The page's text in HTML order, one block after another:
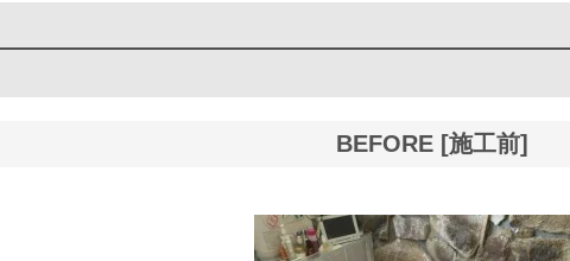
BEFORE [施工前]